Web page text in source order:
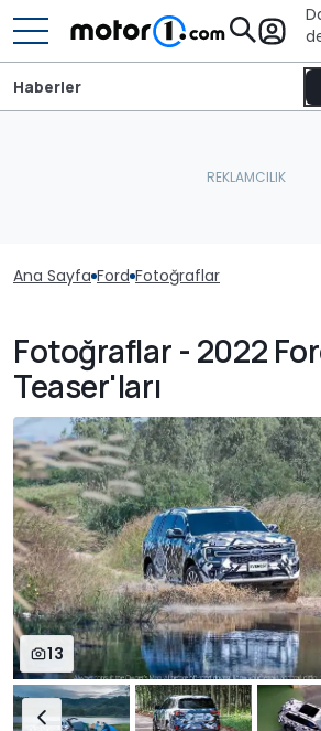
Haberler
Ana Sayfa Ford Fotoğraflar
Fotoğraflar - 2022
Teaser'ları
13